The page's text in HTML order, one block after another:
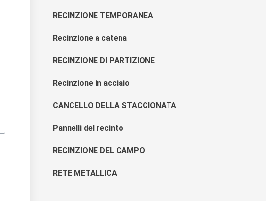
RECINZIONE TEMPORANEA
Recinzione a catena
RECINZIONE DI PARTIZIONE
Recinzione in acciaio
CANCELLO DELLA STACCIONATA
Pannelli del recinto
RECINZIONE DEL CAMPO
RETE METALLICA